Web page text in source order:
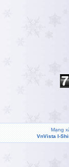
Mạng
VnVista I-